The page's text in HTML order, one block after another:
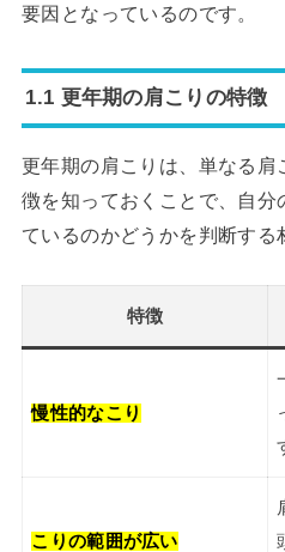
要因となっているのです。
1.1 更年期の肩こりの特徴
更年期の肩こりは、単なる
徴を知っておくことで、自分
ているのかどうかを判断する
特徴
慢性的なこり
こりの範囲が広い